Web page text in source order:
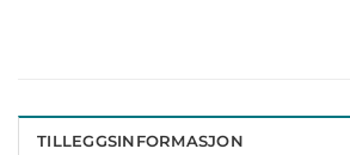
TILLEGGSINFORMASJON